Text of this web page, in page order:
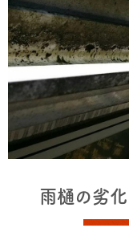
雨樋の劣